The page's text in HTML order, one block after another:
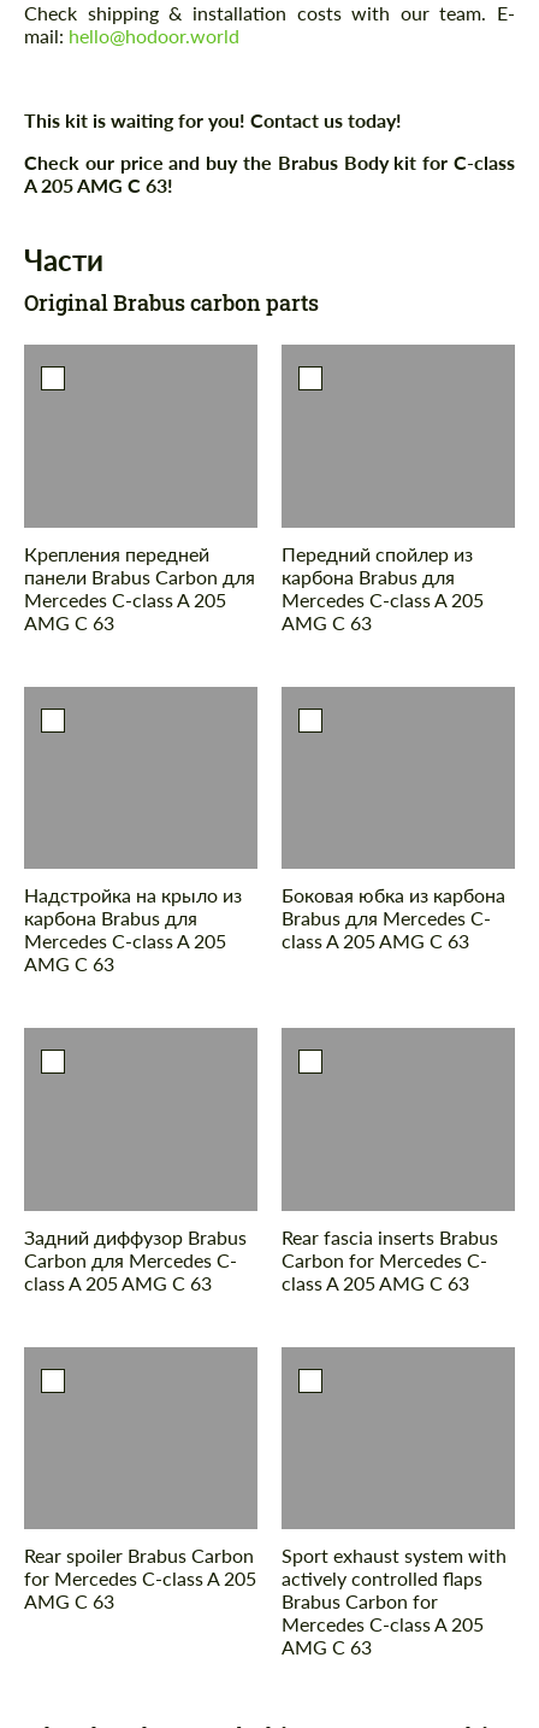
Check shipping & installation costs with our team. E-
mail: hello@hodoor.world
This kit is waiting for you! Contact us today!
Check our price and buy the Brabus Body kit for C-class
A 205 AMG C 63!
Части
Original Brabus carbon parts
Крепления передней
панели Brabus Carbon для
Mercedes C-class A 205
AMG C 63
Передний спойлер из
карбона Brabus для
Mercedes C-class A 205
AMG C 63
Надстройка на крыло из
карбона Brabus для
Mercedes C-class A 205
AMG C 63
Боковая юбка из карбона
Brabus для Mercedes C-
class A 205 AMG C 63
Задний диффузор Brabus
Carbon для Mercedes C-
class A 205 AMG C 63
Rear fascia inserts Brabus
Carbon for Mercedes C-
class A 205 AMG C 63
Rear spoiler Brabus Carbon
for Mercedes C-class A 205
AMG C 63
Sport exhaust system with
actively controlled flaps
Brabus Carbon for
Mercedes C-class A 205
AMG C 63